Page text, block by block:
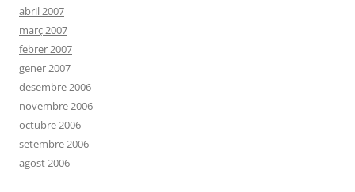
abril 2007
març 2007
febrer 2007
gener 2007
desembre 2006
novembre 2006
octubre 2006
setembre 2006
agost 2006